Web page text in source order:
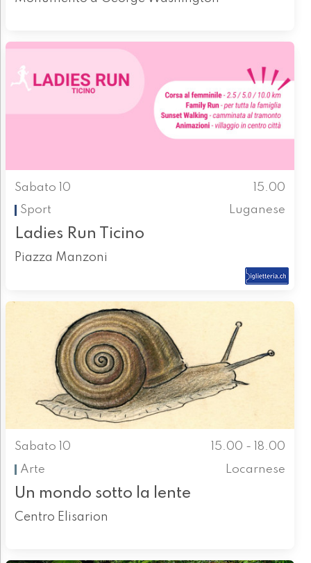
Sabato 10
15.00
Sport
Luganese
Ladies Run Ticino
Piazza Manzoni
Sabato 10
15.00 - 18.00
Arte
Locarnese
Un mondo sotto la lente
Centro Elisarion